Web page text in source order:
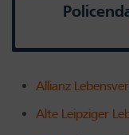
Allianz
Alte Leipziger